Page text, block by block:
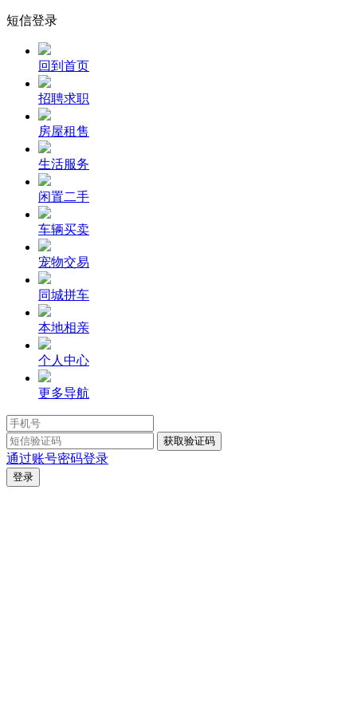
短信登录
回到首页
招聘求职
房屋租售
生活服务
闲置二手
车辆买卖
宠物交易
同城拼车
本地相亲
个人中心
更多导航
通过账号密码登录